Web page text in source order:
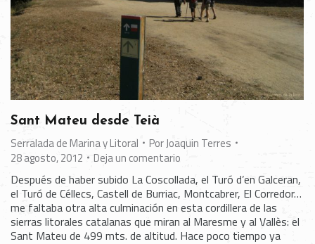
Sant Mateu desde Teià
Serralada de Marina y Litoral PorJoaquin Terres
28 agosto, 2012
Deja un comentario
Después de haber subido La Coscollada, el Turó d’en Galceran,
el Turó de Céllecs, Castell de Burriac, Montcabrer, El Corredor…
me faltaba otra alta culminación en esta cordillera de las
sierras litorales catalanas que miran al Maresme y al Vallès: el
Sant Mateu de 499 mts. de altitud. Hace poco tiempo ya